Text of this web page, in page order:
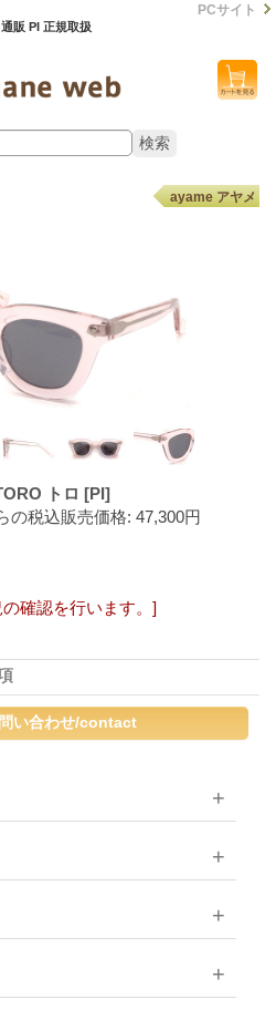
販 PI 正規取扱
PCサイト
ayame アヤメ
トロ [PI]
確認を行います。]
の税込販売価格: 47,300円